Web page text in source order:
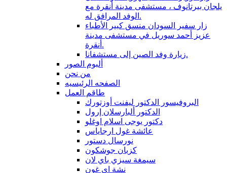
يلجان بيرتانوف ، مستشفى مدينة أنقرة مع
الوفد المرافق له.
زار سفير السودان منسق كبير الأطباء
عزيز أحمد سوريل في مستشفى مدينة
أنقرة.
زيارة وفد الصين إلى مستشفانا.
ألبوم الصور
من نحن
الصفحه الرئيسيه
طاقم العمل
البروفيسور الدكتور ليفنت أوزتورك
الدكتور ألبارسلان إرول
دكتور يوجى اسلام اوغلو
عائشة غول ارجاياس
نورسال دستور
كزبان جوشكون
سيمغة سيزي باي لان
نشة اي غون